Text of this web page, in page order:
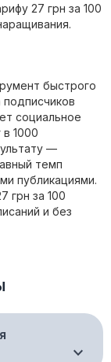
27 грн за 100
быстрого
социальное
1000
—
темп
публикациями.
грн за 100
и без